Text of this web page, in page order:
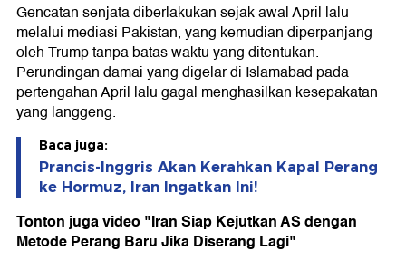
Gencatan senjata diberlakukan sejak awal April lalu
melalui mediasi Pakistan, yang kemudian diperpanjang
oleh Trump tanpa batas waktu yang ditentukan.
Perundingan damai yang digelar di Islamabad pada
pertengahan April lalu gagal menghasilkan kesepakatan
yang langgeng.
Baca juga:
Prancis-Inggris Akan Kerahkan Kapal Perang
ke Hormuz, Iran Ingatkan Ini!
Tonton juga video "Iran Siap Kejutkan AS dengan
Metode Perang Baru Jika Diserang Lagi"